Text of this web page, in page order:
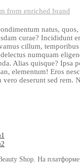
from enriched brand
natus, quos,
curae? Incididunt
cillum,
numquam
Alias quisque? Ipsa
elementum! Eros
vero deserunt sed rem.
Shop. На платформе